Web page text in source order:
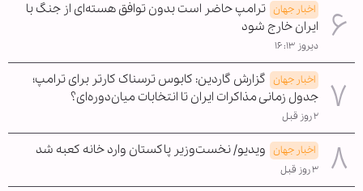
اخبار جهان ترامپ حاضر است بدون توافق هسته‌ای از جنگ با
ایران خارج شود
دیروز ۱۶:۱۳
اخبار جهان گزارش گاردین: کابوس ترسناک کارتر برای ترامپ؛
جدول زمانی مذاکرات ایران تا انتخابات میان‌دوره‌ای؟
۲ روز قبل
اخبار جهان ویدیو/ نخست‌وزیر پاکستان وارد خانه کعبه شد
۳ روز قبل